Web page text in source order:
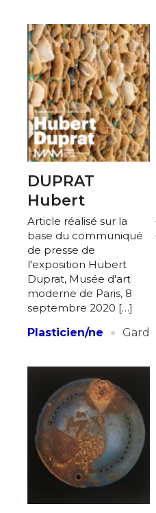
DUPRAT
Hubert
Article réalisé sur la
base du communiqué
de presse de
l'exposition Hubert
Duprat, Musée d'art
moderne de Paris, 8
septembre 2020 […]
Plasticien/ne
· Gard